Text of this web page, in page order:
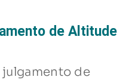
de Altitude
de